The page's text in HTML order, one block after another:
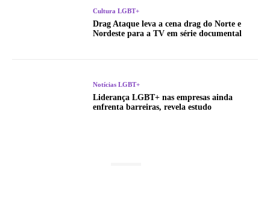
Cultura LGBT+
Drag Ataque leva a cena drag do Norte e
Nordeste para a TV em série documental
Notícias LGBT+
Liderança LGBT+ nas empresas ainda
enfrenta barreiras, revela estudo